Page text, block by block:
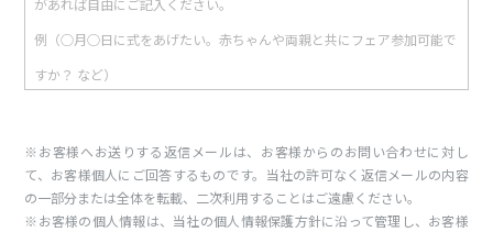
※お客様へお送りする返信メールは、お客様からのお問い合わせに対し
て、お客様個人にご回答するものです。当社の許可なく返信メールの内容
の一部分または全体を転載、二次利用することはご遠慮ください。
※お客様の個人情報は、当社の個人情報保護方針に沿って管理し、お客様